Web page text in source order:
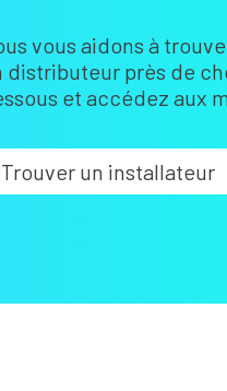
vous aidons à
distributeur près de
et accédez aux
Trouver un installateur